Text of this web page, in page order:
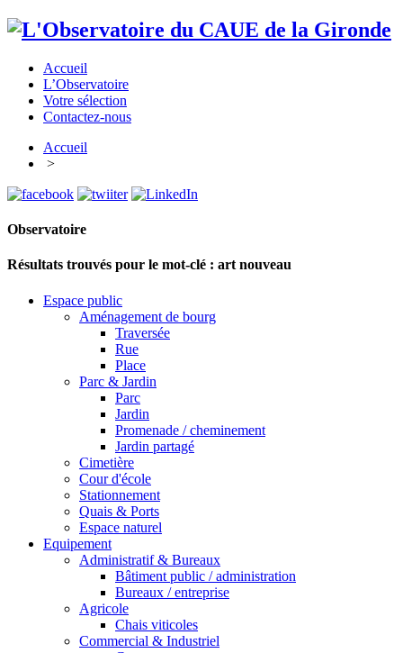
Accueil
L’Observatoire
Votre sélection
Contactez-nous
Accueil
>
Observatoire
Résultats trouvés pour le mot-clé : art nouveau
Espace public
Aménagement de bourg
Traversée
Rue
Place
Parc & Jardin
Parc
Jardin
Promenade / cheminement
Jardin partagé
Cimetière
Cour d'école
Stationnement
Quais & Ports
Espace naturel
Equipement
Administratif & Bureaux
Bâtiment public / administration
Bureaux / entreprise
Agricole
Chais viticoles
Commercial & Industriel